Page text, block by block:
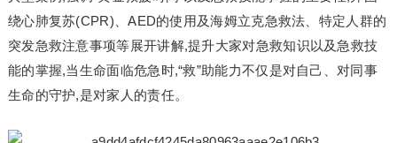
绕心肺复苏(CPR)、AED的使用及海姆立克急救法、特定人群的
突发急救注意事项等展开讲解,提升大家对急救知识以及急救技
能的掌握,当生命面临危急时,“救”助能力不仅是对自己、对同事
生命的守护,是对家人的责任。